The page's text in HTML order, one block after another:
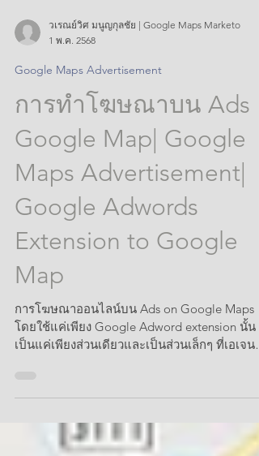
1 พ.ค. 2568
Google Maps Advertisement
การทำโฆษณาบน Ads
Google Map| Google
Maps Advertisement|
Google Adwords
Extension to Google
Map
การโฆษณาออนไลน์บน Ads on Google Maps
โดยใช้แค่เพียง Google Adword extension นั้น
อย่างมีให้เห็นมากมายโดยเฉพาะกับธุรกิจ
โครงการบ้านจัดสรร ที่ใช้ adword extension